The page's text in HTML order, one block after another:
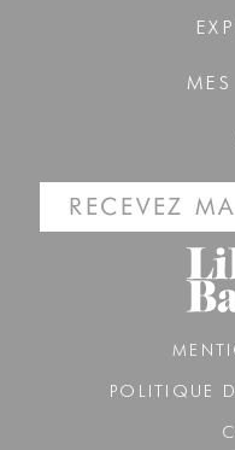
RECEVEZ
POLITIQUE